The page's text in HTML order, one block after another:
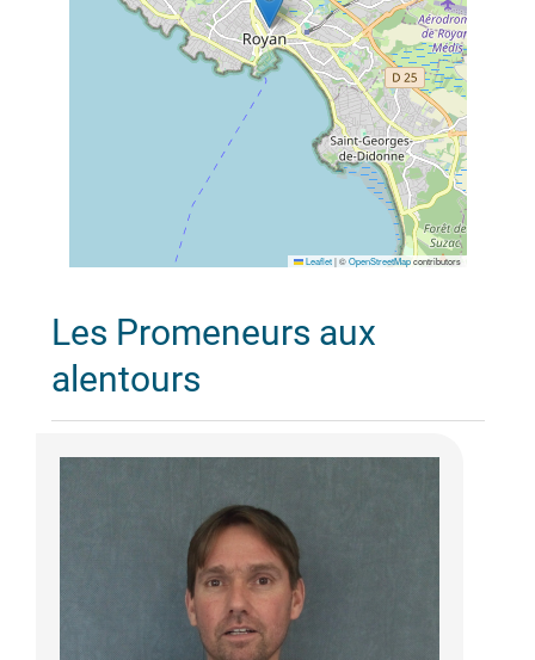
Leaflet |©OpenStreetMapcontributors
Les Promeneurs aux
alentours